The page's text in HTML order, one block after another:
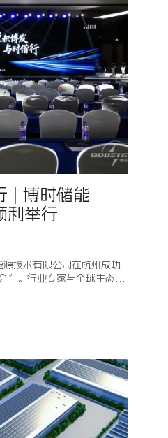
| 博时储能
利举行
技术有限公司在杭州成功
”。行业专家与全球生态伙